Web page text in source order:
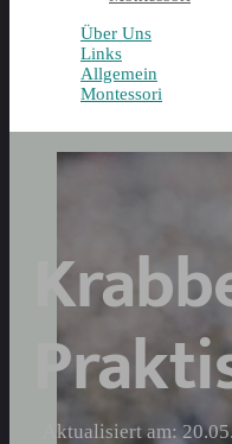
Über Uns
Links
Allgemein
Montessori
Aktualisiert am: